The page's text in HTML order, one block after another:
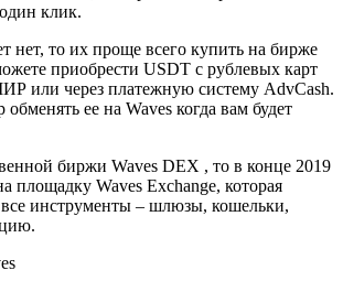
клик.
нет, то их проще всего купить на бирже
приобрести USDT с рублевых карт
или через платежную систему AdvCash.
ее на Waves когда вам будет
биржи Waves DEX , то в конце 2019
площадку Waves Exchange, которая
все инструменты – шлюзы, кошельки,